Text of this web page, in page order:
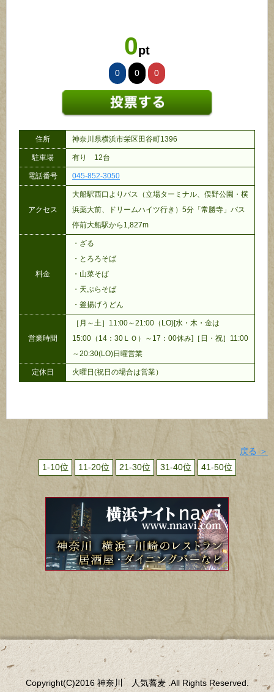
0pt
0 0 0
住所 神奈川県横浜市栄区田谷町1396
駐車場 有り 12台
電話番号 045-852-3050
アクセス
大船駅西口よりバス（立場ターミナル、俣野公園・横
浜薬大前、ドリームハイツ行き）5分「常勝寺」バス
停前大船駅から1,827m
料金
・ざる
・とろろそば
・山菜そば
・天ぷらそば
・釜揚げうどん
営業時間
［月～土］11:00～21:00（LO)[水・木・金は
15:00（14：30ＬＯ）～17：00休み]［日・祝］11:00
～20:30(LO)日曜営業
定休日 火曜日(祝日の場合は営業）
戻る ＞
1-10位
11-20位 21-30位 31-40位 41-50位
Copyright(C)2016 神奈川 人気蕎麦 .All Rights Reserved.